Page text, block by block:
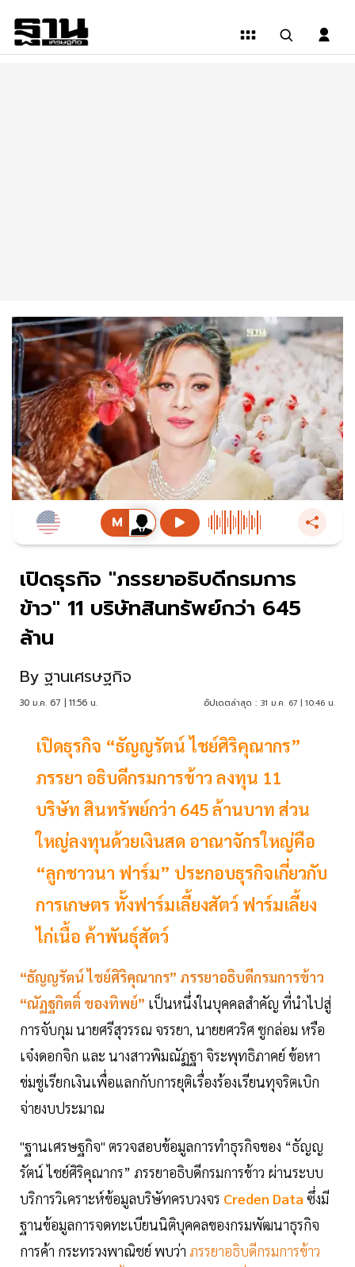
เปิดธุรกิจ "ภรรยาอธิบดีกรมการ
ข้าว" 11 บริษัทสินทรัพย์กว่า 645
ล้าน
By ฐานเศรษฐกิจ
30 ม.ค. 67 | 11:56 น. อัปเดตล่าสุด : 31 ม.ค. 67 | 10:46 น.
เปิดธุรกิจ “ธัญญรัตน์ ไชย์ศิริคุณากร”
ภรรยา อธิบดีกรมการข้าว ลงทุน 11
บริษัท สินทรัพย์กว่า 645 ล้านบาท ส่วน
ใหญ่ลงทุนด้วยเงินสด อาณาจักรใหญ่คือ
“ลูกชาวนา ฟาร์ม” ประกอบธุรกิจเกี่ยวกับ
การเกษตร ทั้งฟาร์มเลี้ยงสัตว์ ฟาร์มเลี้ยง
ไก่เนื้อ ค้าพันธุ์สัตว์
“ธัญญรัตน์ ไชย์ศิริคุณากร” ภรรยาอธิบดีกรมการข้าว
“ณัฏฐกิตติ์ ของทิพย์” เป็นหนึ่งในบุคคลสำคัญ ที่นำไปสู่
การจับกุม นายศรีสุวรรณ จรรยา, นายยศวริศ ชูกล่อม หรือ
เจ๋งดอกจิก และ นางสาวพิมณัฏฐา จิระพุทธิภาคย์ ข้อหา
ข่มขู่เรียกเงินเพื่อแลกกับการยุติเรื่องร้องเรียนทุจริตเบิก
จ่ายงบประมาณ
"ฐานเศรษฐกิจ" ตรวจสอบข้อมูลการทำธุรกิจของ “ธัญญ
รัตน์ ไชย์ศิริคุณากร” ภรรยาอธิบดีกรมการข้าว ผ่านระบบ
บริการวิเคราะห์ข้อมูลบริษัทครบวงจร Creden Data ซึ่งมี
ฐานข้อมูลการจดทะเบียนนิติบุคคลของกรมพัฒนาธุรกิจ
การค้า กระทรวงพาณิชย์ พบว่า ภรรยาอธิบดีกรมการข้าว